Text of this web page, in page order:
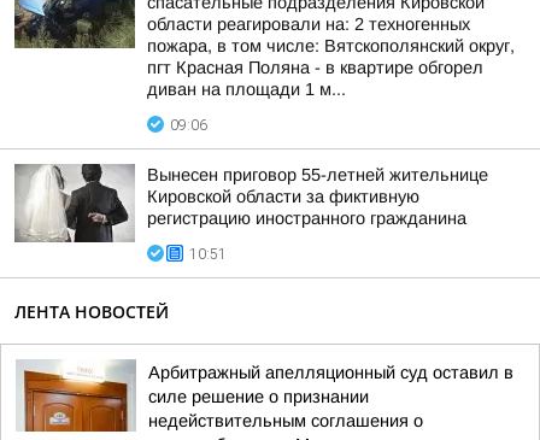
области реагировали на: 2 техногенных
пожара, в том числе: Вятскополянский округ,
пгт Красная Поляна - в квартире обгорел
диван на площади 1 м...
09:06
Вынесен приговор 55-летней жительнице
Кировской области за фиктивную
регистрацию иностранного гражданина
10:51
ЛЕНТА НОВОСТЕЙ
Арбитражный апелляционный суд оставил в
силе решение о признании
недействительным соглашения о